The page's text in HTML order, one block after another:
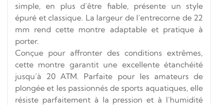
simple, en plus d’être fiable, présente un style
épuré et classique. La largeur de l’entrecorne de 22
mm rend cette montre adaptable et pratique à
porter.
Conçue pour affronter des conditions extrêmes,
cette montre garantit une excellente étanchéité
jusqu’à 20 ATM. Parfaite pour les amateurs de
plongée et les passionnés de sports aquatiques, elle
résiste parfaitement à la pression et à l’humidité